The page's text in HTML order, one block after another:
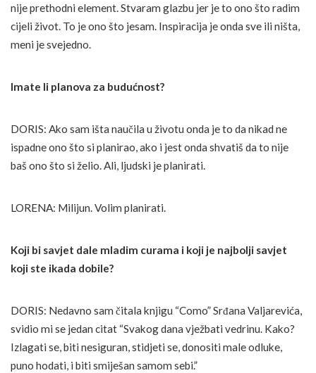
nije prethodni element. Stvaram glazbu jer je to ono što radim
cijeli život. To je ono što jesam. Inspiracija je onda sve ili ništa,
meni je svejedno.
Imate li planova za budućnost?
DORIS: Ako sam išta naučila u životu onda je to da nikad ne
ispadne ono što si planirao, ako i jest onda shvatiš da to nije
baš ono što si želio. Ali, ljudski je planirati.
LORENA: Milijun. Volim planirati.
Koji bi savjet dale mladim curama i koji je najbolji savjet
koji ste ikada dobile?
DORIS: Nedavno sam čitala knjigu “Como” Srđana Valjarevića,
svidio mi se jedan citat “Svakog dana vježbati vedrinu. Kako?
Izlagati se, biti nesiguran, stidjeti se, donositi male odluke,
puno hodati, i biti smiješan samom sebi.”